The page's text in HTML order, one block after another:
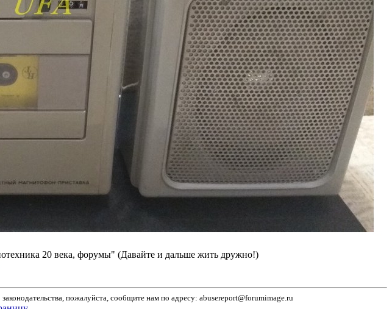
20 века, форумы" (Давайте и дальше жить дружно!)
пожалуйста, сообщите нам по адресу: abusereport@forumimage.ru